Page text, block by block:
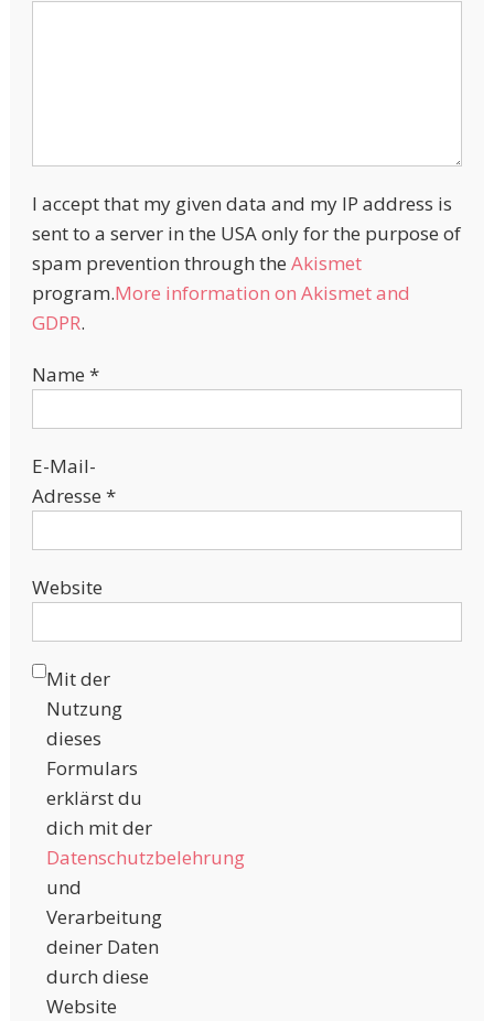
I accept that my given data and my IP address is
sent to a server in the USA only for the purpose of
spam prevention through the Akismet
program.More information on Akismet and
GDPR.
Name *
E-Mail-
Adresse *
Website
Mit der
Nutzung
dieses
Formulars
erklärst du
dich mit der
Datenschutzbelehrung
und
Verarbeitung
deiner Daten
durch diese
Website